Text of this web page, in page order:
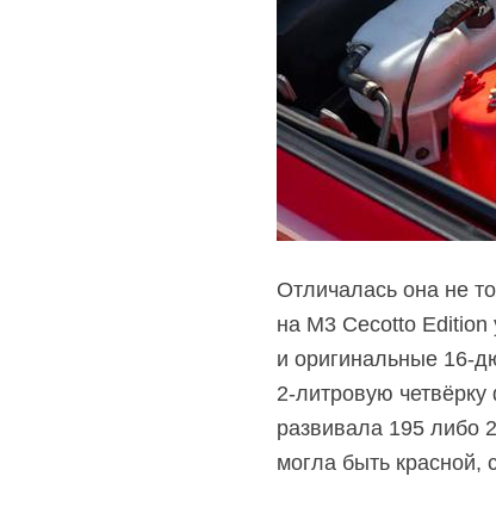
Отличалась она не
на M3 Cecotto
и оригинальные 16-
2-литровую
развивала 195 либо
могла быть красной,